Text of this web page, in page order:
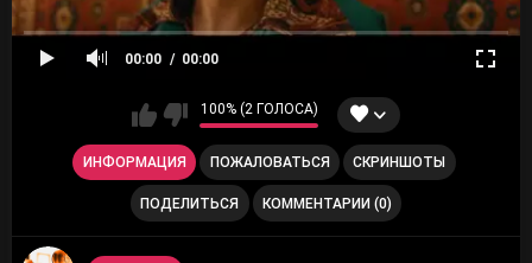
00:00 00:00
100% (2 ГОЛОСА)
ИНФОРМАЦИЯ ПОЖАЛОВАТЬСЯ СКРИНШОТЫ
ПОДЕЛИТЬСЯ КОММЕНТАРИИ (0)